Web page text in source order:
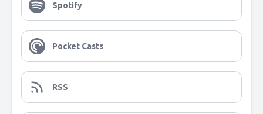
Spotify
Pocket Casts
RSS